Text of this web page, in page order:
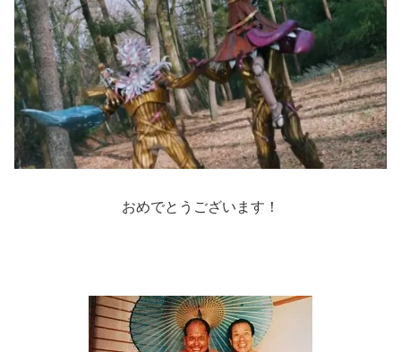
おめでとうございます！